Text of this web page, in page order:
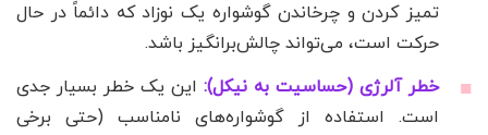
تمیز کردن و چرخاندن گوشواره یک نوزاد که دائماً در حال
حرکت است، می‌تواند چالش‌برانگیز باشد.
خطر آلرژی (حساسیت به نیکل): این یک خطر بسیار جدی
است. استفاده از گوشواره‌های نامناسب (حتی برخی